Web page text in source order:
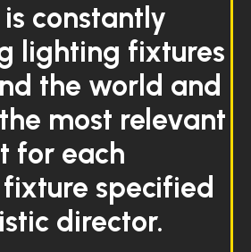
constantly
lighting fixtures
the world and
most relevant
for each
specified
director.